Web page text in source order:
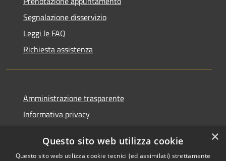
Segnalazione disservizio
Leggi le FAQ
Richiesta assistenza
Amministrazione trasparente
Informativa privacy
Dichiarazione di accessibilità
×
Questo sito web utilizza cookie
Questo sito web utilizza cookie tecnici (ed assimilati) strettamente